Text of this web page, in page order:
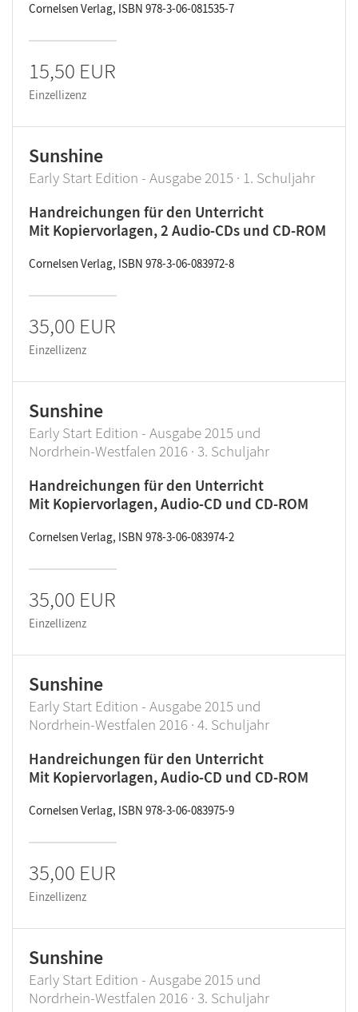
Cornelsen Verlag, ISBN 978-3-06-081535-7
15,50 EUR
Einzellizenz
Sunshine
Early Start Edition - Ausgabe 2015 · 1. Schuljahr
Handreichungen für den Unterricht
Mit Kopiervorlagen, 2 Audio-CDs und CD-ROM
Cornelsen Verlag, ISBN 978-3-06-083972-8
35,00 EUR
Einzellizenz
Sunshine
Early Start Edition - Ausgabe 2015 und
Nordrhein-Westfalen 2016 · 3. Schuljahr
Handreichungen für den Unterricht
Mit Kopiervorlagen, Audio-CD und CD-ROM
Cornelsen Verlag, ISBN 978-3-06-083974-2
35,00 EUR
Einzellizenz
Sunshine
Early Start Edition - Ausgabe 2015 und
Nordrhein-Westfalen 2016 · 4. Schuljahr
Handreichungen für den Unterricht
Mit Kopiervorlagen, Audio-CD und CD-ROM
Cornelsen Verlag, ISBN 978-3-06-083975-9
35,00 EUR
Einzellizenz
Sunshine
Early Start Edition - Ausgabe 2015 und
Nordrhein-Westfalen 2016 · 3. Schuljahr